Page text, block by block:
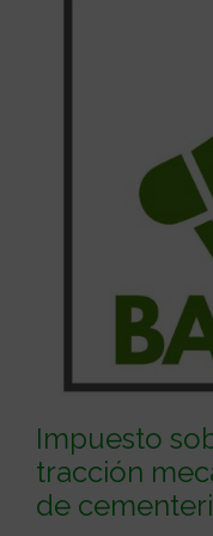
Impuesto
tracción
de